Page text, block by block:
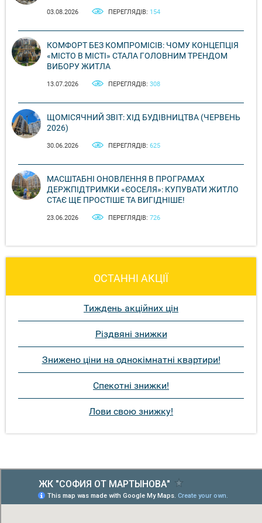
03.08.2026 ПЕРЕГЛЯДІВ: 154
КОМФОРТ БЕЗ КОМПРОМІСІВ: ЧОМУ КОНЦЕПЦІЯ
«МІСТО В МІСТІ» СТАЛА ГОЛОВНИМ ТРЕНДОМ
ВИБОРУ ЖИТЛА
13.07.2026 ПЕРЕГЛЯДІВ: 308
ЩОМІСЯЧНИЙ ЗВІТ: ХІД БУДІВНИЦТВА (ЧЕРВЕНЬ
2026)
30.06.2026 ПЕРЕГЛЯДІВ: 625
МАСШТАБНІ ОНОВЛЕННЯ В ПРОГРАМАХ
ДЕРЖПІДТРИМКИ «ЄОСЕЛЯ»: КУПУВАТИ ЖИТЛО
СТАЄ ЩЕ ПРОСТІШЕ ТА ВИГІДНІШЕ!
23.06.2026 ПЕРЕГЛЯДІВ: 726
ОСТАННІ АКЦІЇ
Тиждень акційних цін
Різдвяні знижки
Знижено ціни на однокімнатні квартири!
Спекотні знижки!
Лови свою знижку!